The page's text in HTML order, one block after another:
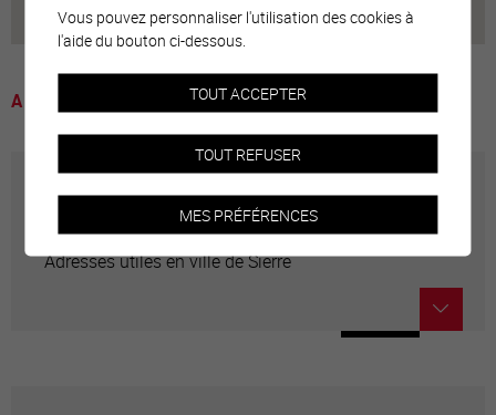
A voir
Annuaire communal
Adresses utiles en ville de Sierre
Vous pouvez personnaliser l'utilisation des cookies à
l'aide du bouton ci-dessous.
TOUT ACCEPTER
TOUT REFUSER
MES PRÉFÉRENCES